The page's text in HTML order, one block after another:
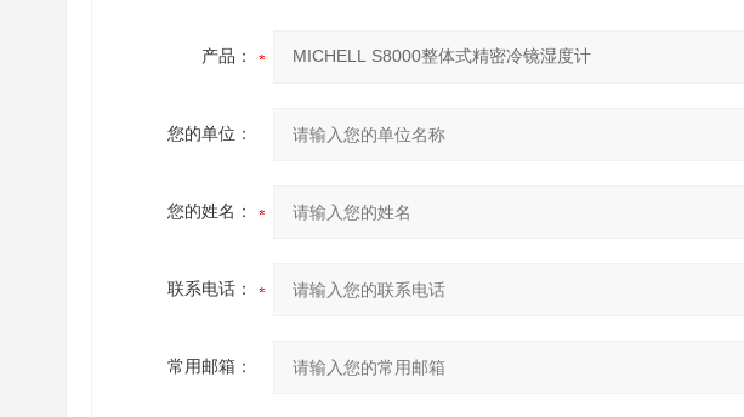
产品：
您的单位：
您的姓名：
联系电话：
常用邮箱：